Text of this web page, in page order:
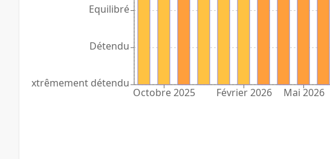
Octobre 2025 Février 2026 Mai 2026
Extrêmement détendu
Détendu
Equilibré